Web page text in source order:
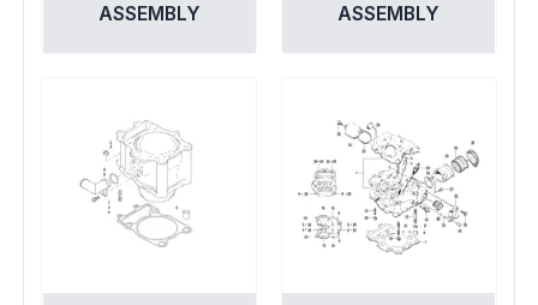
ASSEMBLY
ASSEMBLY